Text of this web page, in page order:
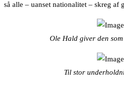
så alle – uanset nationalitet – skreg af
Ole Hald giver den
Til stor